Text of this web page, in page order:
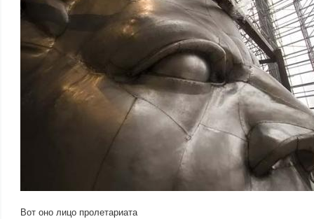
Вот оно лицо пролетариата